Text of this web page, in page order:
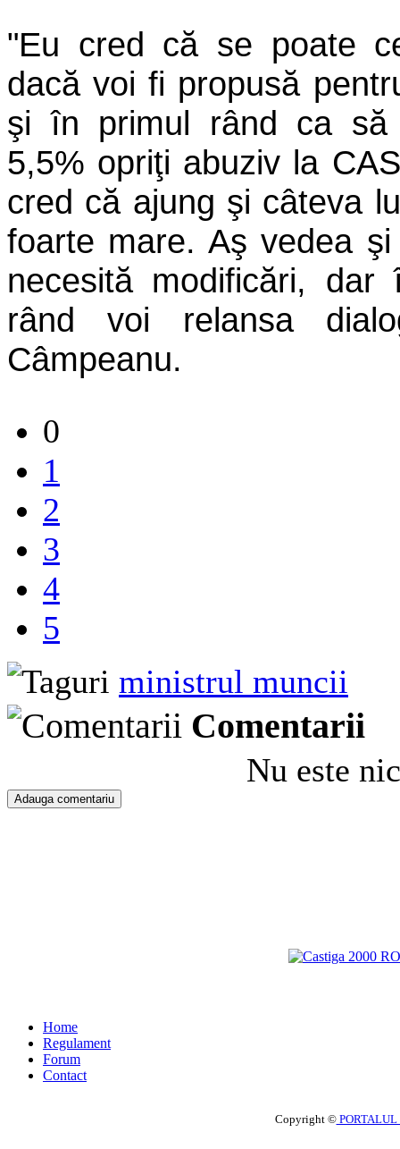
"Eu cred că se poate
dacă voi fi propusă
şi în primul rând ca să
5,5% opriţi abuziv la
cred că ajung şi câteva
foarte mare. Aş vedea
necesită modificări,
rând voi relansa
Câmpeanu.
0
1
2
3
4
5
ministrul muncii
Comentarii
Nu este
Home
Regulament
Forum
Contact
Copyright ©PORTALUL